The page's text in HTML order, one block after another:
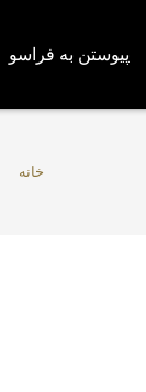
پیوستن به فراسو
خانه